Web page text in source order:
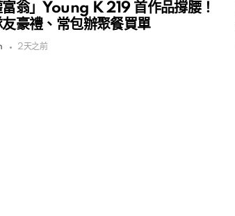
富翁」Young K 219 首作品撐腰！
豪禮、常包辦聚餐買單
2天之前